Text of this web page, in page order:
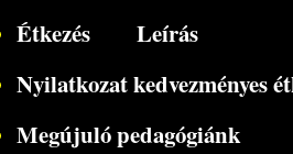
Étkezés
Leírás
Nyilatkozat kedvezményes
Megújuló pedagógiánk